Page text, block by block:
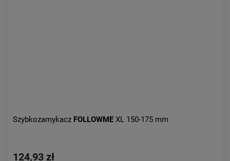
Szybkozamykacz FOLLOWME XL 150-175 mm
124,93 zł